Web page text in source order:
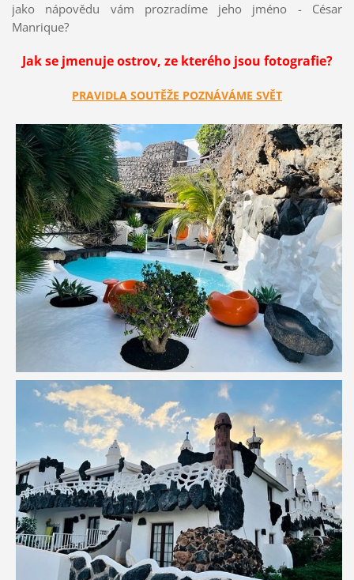
jako nápovědu vám prozradíme jeho jméno - César
Manrique?
Jak se jmenuje ostrov, ze kterého jsou fotografie?
PRAVIDLA SOUTĚŽE POZNÁVÁME SVĚT